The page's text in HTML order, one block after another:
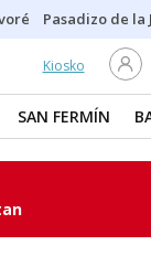
Pasadizo de la
Kiosko
SAN FERMÍN